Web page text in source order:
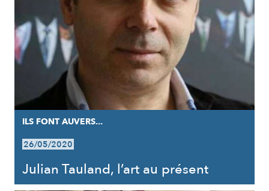
ILS FONT AUVERS...
26/05/2020
Julian Tauland, l’art au présent